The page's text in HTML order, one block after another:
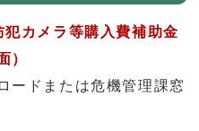
カメラ等購入費補助金
）
ードまたは危機管理課窓